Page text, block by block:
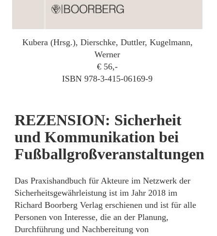
Kubera (Hrsg.), Dierschke, Duttler, Kugelmann,
Werner
€ 56,-
ISBN 978-3-415-06169-9
REZENSION: Sicherheit
und Kommunikation bei
Fußballgroßveranstaltungen
Das Praxishandbuch für Akteure im Netzwerk der
Sicherheitsgewährleistung ist im Jahr 2018 im
Richard Boorberg Verlag erschienen und ist für alle
Personen von Interesse, die an der Planung,
Durchführung und Nachbereitung von